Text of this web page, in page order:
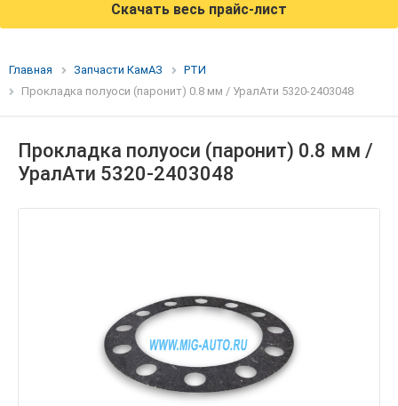
Скачать весь прайс-лист
Главная Запчасти КамАЗ
РТИ
Прокладка полуоси (паронит) 0.8 мм / УралАти 5320-2403048
Прокладка полуоси (паронит) 0.8 мм /
УралАти 5320-2403048